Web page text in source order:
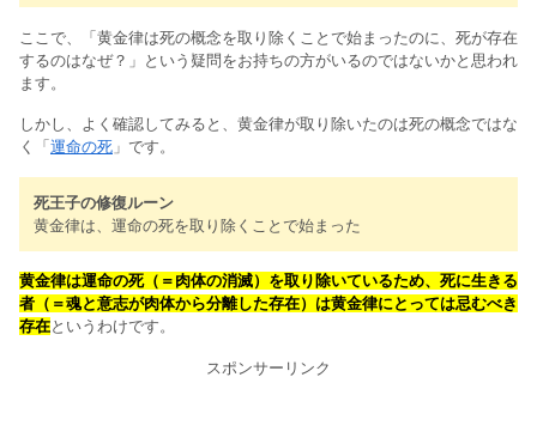
ここで、「黄金律は死の概念を取り除くことで始まったのに、死が存在
するのはなぜ？」という疑問をお持ちの方がいるのではないかと思われ
ます。
しかし、よく確認してみると、黄金律が取り除いたのは死の概念ではな
く「 運命の死 」です。
死王子の修復ルーン
黄金律は、運命の死を取り除くことで始まった
黄金律は運命の死（＝肉体の消滅）を取り除いているため、死に生きる
者（＝魂と意志が肉体から分離した存在）は黄金律にとっては忌むべき
存在というわけです。
スポンサーリンク